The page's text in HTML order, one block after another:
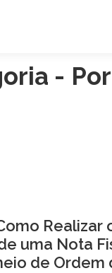
DA VERSÃO
-
Realizar
uma Nota
de Ordem